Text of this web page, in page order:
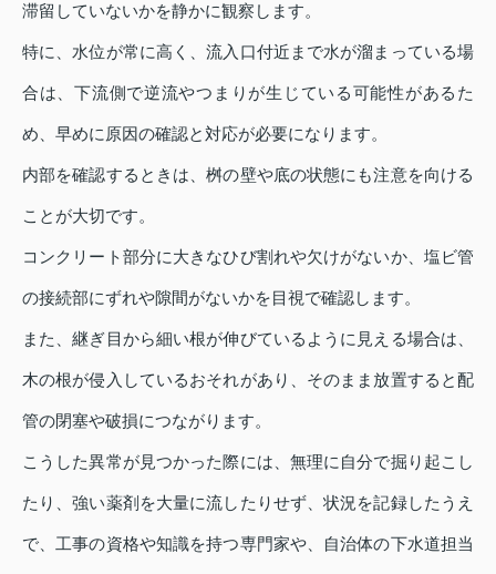
滞留していないかを静かに観察します。
特に、水位が常に高く、流入口付近まで水が溜まっている場
合は、下流側で逆流やつまりが生じている可能性があるた
め、早めに原因の確認と対応が必要になります。
内部を確認するときは、桝の壁や底の状態にも注意を向ける
ことが大切です。
コンクリート部分に大きなひび割れや欠けがないか、塩ビ管
の接続部にずれや隙間がないかを目視で確認します。
また、継ぎ目から細い根が伸びているように見える場合は、
木の根が侵入しているおそれがあり、そのまま放置すると配
管の閉塞や破損につながります。
こうした異常が見つかった際には、無理に自分で掘り起こし
たり、強い薬剤を大量に流したりせず、状況を記録したうえ
で、工事の資格や知識を持つ専門家や、自治体の下水道担当